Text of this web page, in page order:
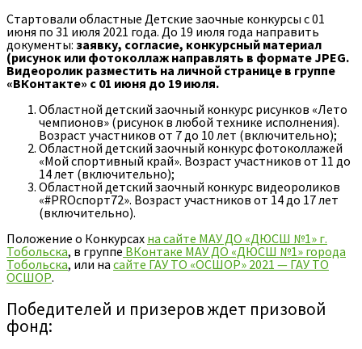
Стартовали областные Детские заочные конкурсы с 01
июня по 31 июля 2021 года. До 19 июля года направить
документы: заявку, согласие, конкурсный материал
(рисунок или фотоколлаж направлять в формате JPEG.
Видеоролик разместить на личной странице в группе
«ВКонтакте» с 01 июня до 19 июля.
Областной детский заочный конкурс рисунков «Лето
чемпионов» (рисунок в любой технике исполнения).
Возраст участников от 7 до 10 лет (включительно);
Областной детский заочный конкурс фотоколлажей
«Мой спортивный край». Возраст участников от 11 до
14 лет (включительно);
Областной детский заочный конкурс видеороликов
«#PROспорт72». Возраст участников от 14 до 17 лет
(включительно).
Положение о Конкурсах на сайте МАУ ДО «ДЮСШ №1» г.
Тобольска, в группе ВКонтаке МАУ ДО «ДЮСШ №1» города
Тобольска, или на сайте ГАУ ТО «ОСШОР» 2021 — ГАУ ТО
ОСШОР.
Победителей и призеров ждет призовой
фонд: